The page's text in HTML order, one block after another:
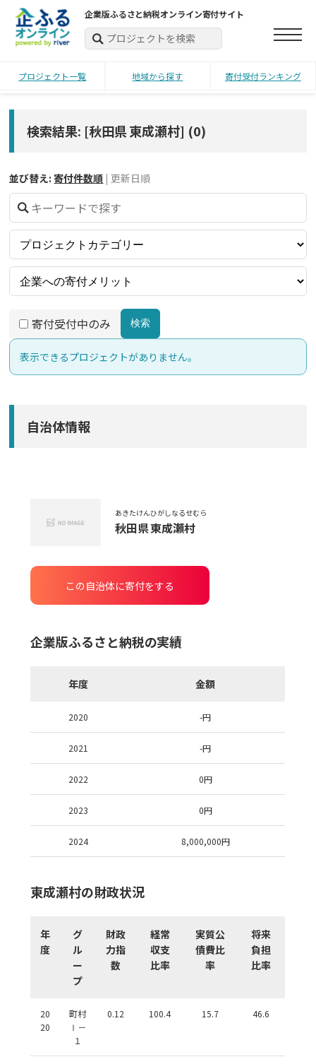
企業版ふるさと納税オンライン寄付サイト
プロジェクト一覧 地域から探す 寄付受付ランキング
検索結果: [秋田県 東成瀬村] (0)
並び替え: 寄付件数順 | 更新日順
寄付受付中のみ 検索
表示できるプロジェクトがありません。
自治体情報
あきたけん
秋田県
ひがしなるせむら
東成瀬村
この自治体に寄付をする
企業版ふるさと納税の実績
年度 金額
2020 -円
2021 -円
2022 0円
2023 0円
2024 8,000,000円
東成瀬村の財政状況
年
度
グ
ル
ー
プ
財政
力指
数
経常
収支
比率
実質公
債費比
率
将来
負担
比率
20
20
町村
Ⅰ－
１
0.12 100.4 15.7 46.6